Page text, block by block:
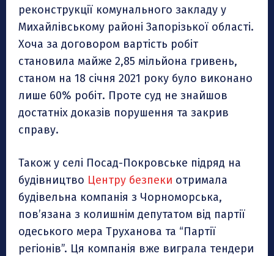
реконструкції комунального закладу у
Михайлівському районі Запорізької області.
Хоча за договором вартість робіт
становила майже 2,85 мільйона гривень,
станом на 18 січня 2021 року було виконано
лише 60% робіт. Проте суд не знайшов
достатніх доказів порушення та закрив
справу.
Також у селі Посад-Покровське підряд на
будівництво Центру безпеки отримала
будівельна компанія з Чорноморська,
пов’язана з колишнім депутатом від партії
одеського мера Труханова та “Партії
регіонів”. Ця компанія вже виграла тендери